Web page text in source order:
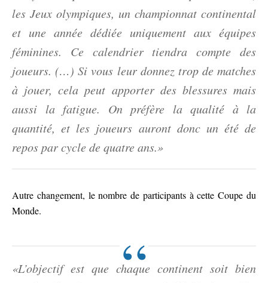
les Jeux olympiques, un championnat continental
et une année dédiée uniquement aux équipes
féminines. Ce calendrier tiendra compte des
joueurs. (…) Si vous leur donnez trop de matches
à jouer, cela peut apporter des blessures mais
aussi la fatigue. On préfère la qualité à la
quantité, et les joueurs auront donc un été de
repos par cycle de quatre ans.»
Autre changement, le nombre de participants à cette Coupe du
Monde.
«L’objectif est que chaque continent soit bien